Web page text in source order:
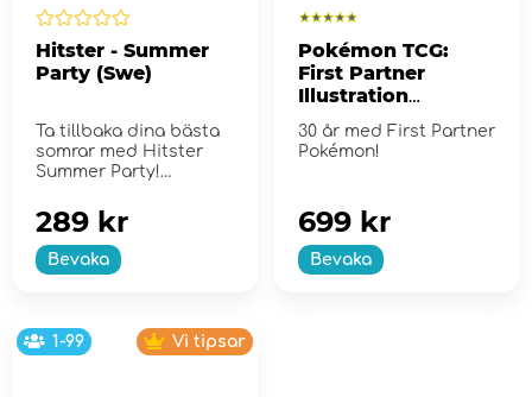
Hitster - Summer
Party (Swe)
Ta tillbaka dina bästa
somrar med Hitster
Summer Party!
Bevaka
289 kr
Pokémon TCG:
First Partner
Illustration
2
30 år med First Partner
Pokémon!
Bevaka
699 kr
1-99 Vi tipsar